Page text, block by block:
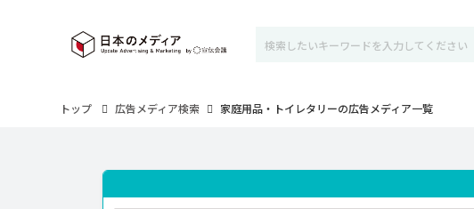
トップ 広告メディア検索 家庭用品・トイレタリーの広告メディア一覧